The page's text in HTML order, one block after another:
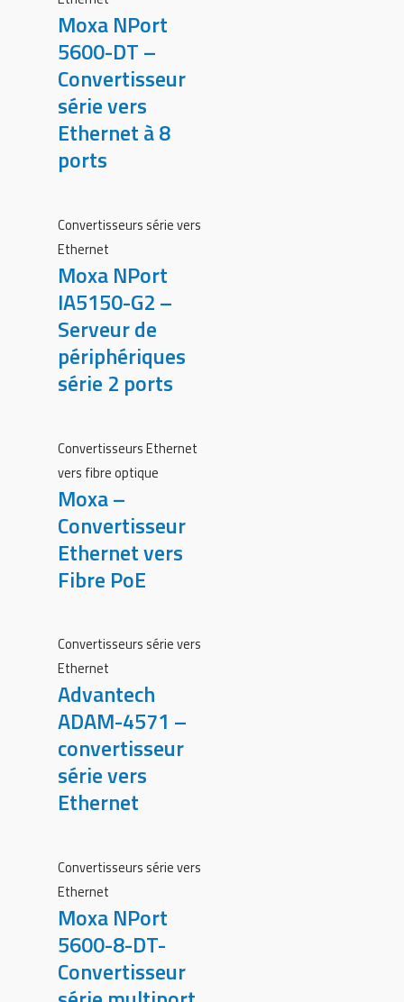
Moxa NPort
5600-DT –
Convertisseur
série vers
Ethernet à 8
ports
Convertisseurs série vers
Ethernet
Moxa NPort
IA5150-G2 –
Serveur de
périphériques
série 2 ports
Convertisseurs Ethernet
vers fibre optique
Moxa –
Convertisseur
Ethernet vers
Fibre PoE
Convertisseurs série vers
Ethernet
Advantech
ADAM-4571 –
convertisseur
série vers
Ethernet
Convertisseurs série vers
Ethernet
Moxa NPort
5600-8-DT-
Convertisseur